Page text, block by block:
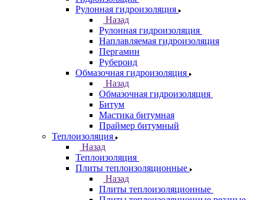
Рулонная гидроизоляция
Назад
Рулонная гидроизоляция
Наплавляемая гидроизоляция
Пергамин
Рубероид
Обмазочная гидроизоляция
Назад
Обмазочная гидроизоляция
Битум
Мастика битумная
Праймер битумный
Теплоизоляция
Назад
Теплоизоляция
Плиты теплоизоляционные
Назад
Плиты теплоизоляционные